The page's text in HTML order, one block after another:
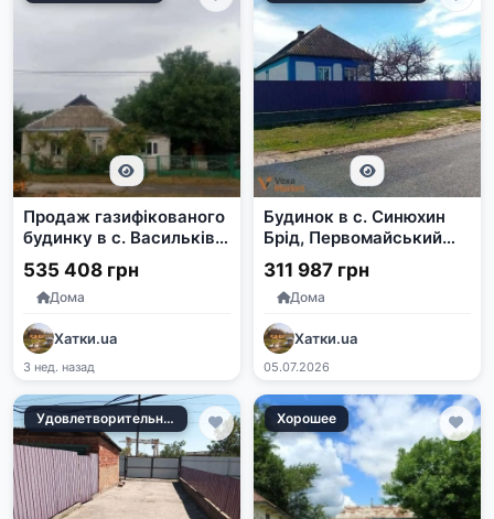
Продаж газифікованого
будинку в с. Васильків,
Черкаська область
535 408 грн
Дома
Хатки.ua
3 нед. назад
Будинок в с. Синюхин
Брід, Первомайський
район, Миколаївська
область
311 987 грн
Дома
Хатки.ua
05.07.2026
Удовлетворительное Хорошее